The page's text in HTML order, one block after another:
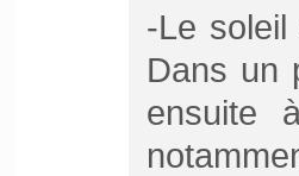
-Le soleil
Dans un
ensuite